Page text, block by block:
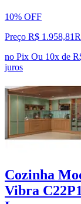
10% OFF
Preço R$ 1.958,81
no Pix Ou 10x de
juros
Cozinha
Vibra